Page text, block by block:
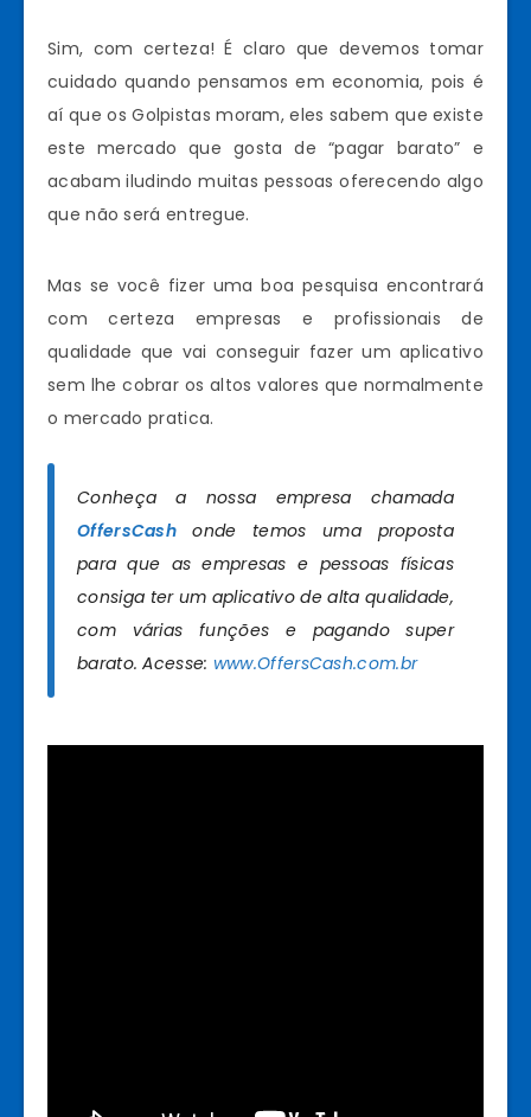
Sim, com certeza! É claro que devemos tomar
cuidado quando pensamos em economia, pois é
aí que os Golpistas moram, eles sabem que existe
este mercado que gosta de “pagar barato” e
acabam iludindo muitas pessoas oferecendo algo
que não será entregue.
Mas se você fizer uma boa pesquisa encontrará
com certeza empresas e profissionais de
qualidade que vai conseguir fazer um aplicativo
sem lhe cobrar os altos valores que normalmente
o mercado pratica.
Conheça a nossa empresa chamada
OffersCash onde temos uma proposta
para que as empresas e pessoas físicas
consiga ter um aplicativo de alta qualidade,
com várias funções e pagando super
barato. Acesse: www.OffersCash.com.br